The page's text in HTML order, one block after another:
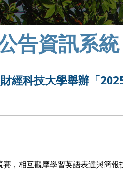
告資訊系統
財經科技大學舉辦「
賽，相互觀摩學習英語表達與簡